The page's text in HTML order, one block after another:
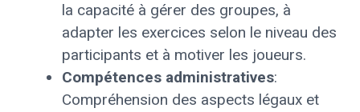
la capacité à gérer des groupes, à
adapter les exercices selon le niveau des
participants et à motiver les joueurs.
Compétences administratives:
Compréhension des aspects légaux et